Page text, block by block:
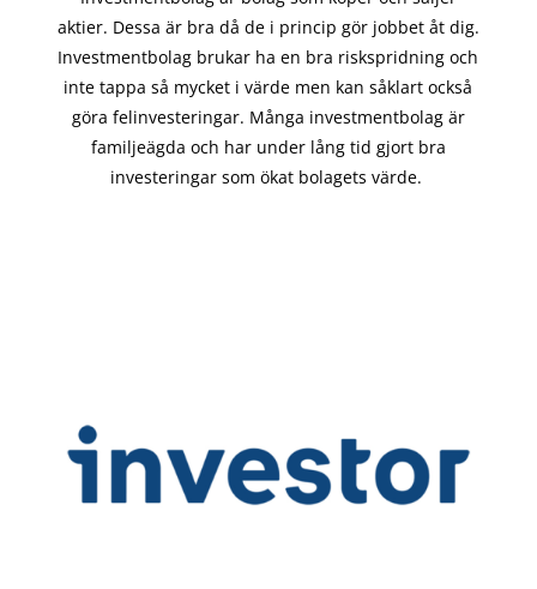
aktier. Dessa är bra då de i princip görjobbet åt dig.
Investmentbolag brukar ha en bra riskspridning och
inte tappa så mycket i värde men kan såklart också
göra felinvesteringar. Många investmentbolag är
familjeägda och har under lång tid gjort bra
investeringar som ökat bolagets värde.